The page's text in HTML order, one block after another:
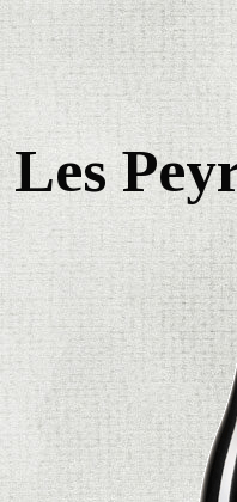
Les